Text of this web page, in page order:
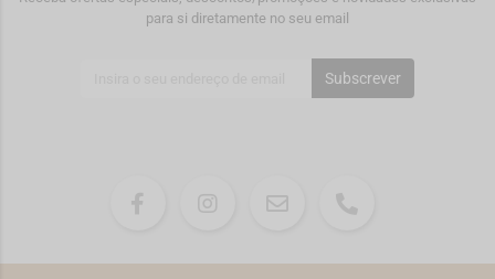
para si diretamente no seu email
Subscrever